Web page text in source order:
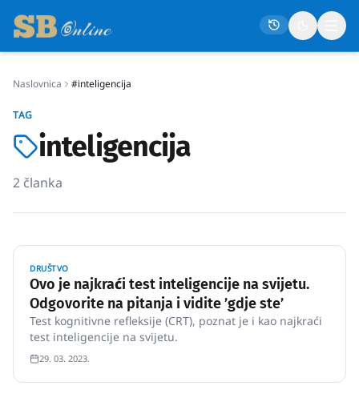
Društvo
Politika
Gospodarstvo
Crna kronika
Sport
Kultura
Osmrtnice
Naslovnica #inteligencija
TAG
inteligencija
2 članka
DRUŠTVO
Ovo je najkraći test inteligencije na svijetu.
Odgovorite na pitanja i vidite ’gdje ste’
Test kognitivne refleksije (CRT), poznat je i kao najkraći
test inteligencije na svijetu.
29. 03. 2023.